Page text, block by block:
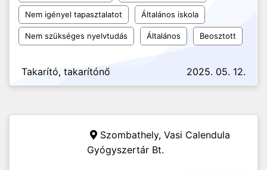
Nem igényel tapasztalatot Általános iskola
Nem szükséges nyelvtudás Általános Beosztott
Takarító, takarítónő 2025. 05. 12.
Szombathely, Vasi Calendula
Gyógyszertár Bt.